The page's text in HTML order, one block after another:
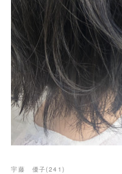
宇藤 優子(241 )